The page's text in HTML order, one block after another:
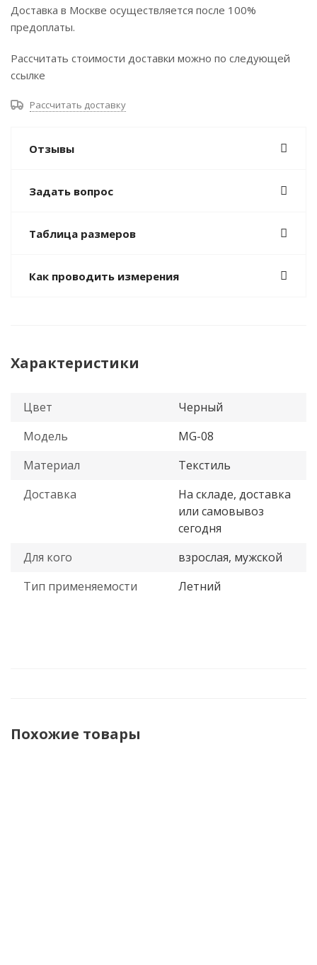
Доставка в Москве осуществляется после 100%
предоплаты.
Рассчитать стоимости доставки можно по следующей
ссылке
Рассчитать доставку
Отзывы
Задать вопрос
Таблица размеров
Как проводить измерения
Характеристики
Цвет
Черный
Модель
MG-08
Материал
Текстиль
Доставка
На складе, доставка
или самовывоз
сегодня
Для кого
взрослая, мужской
Тип применяемости
Летний
Похожие товары